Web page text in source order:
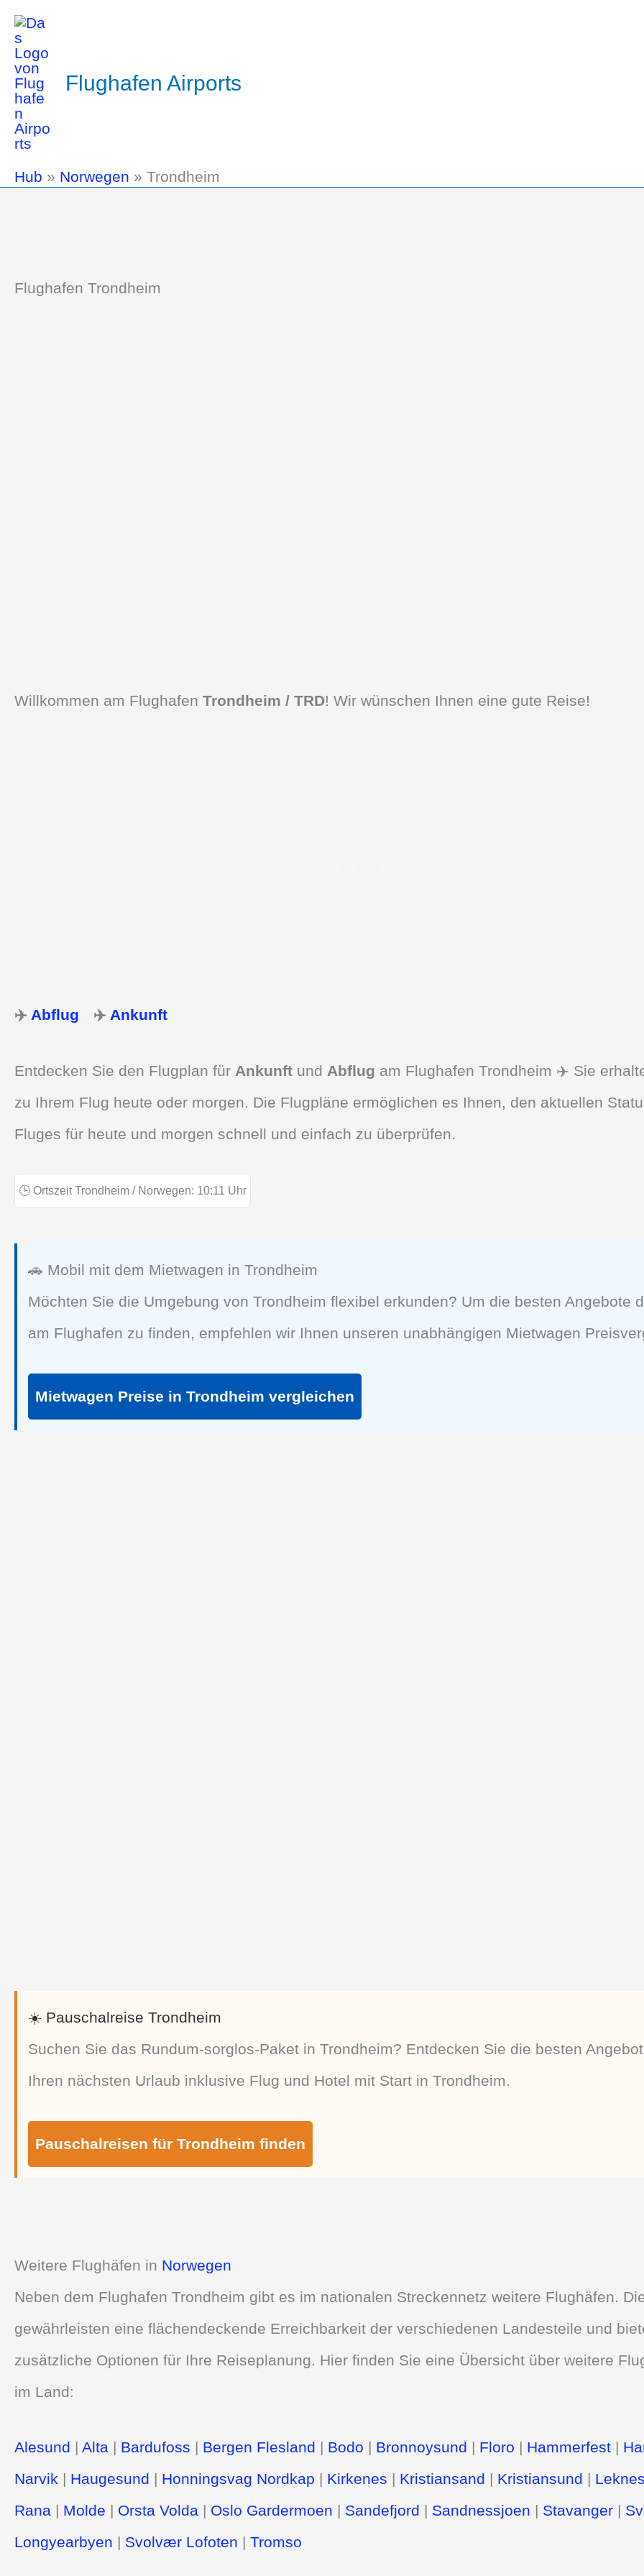
Flughafen Airports
Hub » Norwegen » Trondheim
Flughafen Trondheim
Willkommen am Flughafen Trondheim / TRD! Wir wünschen Ihnen eine gute Reise!
✈️ Abflug ✈️ Ankunft
Entdecken Sie den Flugplan für Ankunft und Abflug am Flughafen Trondheim ✈️ Sie
zu Ihrem Flug heute oder morgen. Die Flugpläne ermöglichen es Ihnen, den aktuellen
Fluges für heute und morgen schnell und einfach zu überprüfen.
🕒 Ortszeit Trondheim / Norwegen: 10:11 Uhr
🚗 Mobil mit dem Mietwagen in Trondheim
Möchten Sie die Umgebung von Trondheim flexibel erkunden? Um die besten Angebote
am Flughafen zu finden, empfehlen wir Ihnen unseren unabhängigen Mietwagen
Mietwagen Preise in Trondheim vergleichen
☀️ Pauschalreise Trondheim
Suchen Sie das Rundum-sorglos-Paket in Trondheim? Entdecken Sie die besten
Ihren nächsten Urlaub inklusive Flug und Hotel mit Start in Trondheim.
Pauschalreisen für Trondheim finden
Weitere Flughäfen in Norwegen
Neben dem Flughafen Trondheim gibt es im nationalen Streckennetz weitere Flughäfen.
gewährleisten eine flächendeckende Erreichbarkeit der verschiedenen Landesteile und
zusätzliche Optionen für Ihre Reiseplanung. Hier finden Sie eine Übersicht über weitere
im Land:
Alesund | Alta | Bardufoss | Bergen Flesland | Bodo | Bronnoysund | Floro | Hammerfest |
Narvik | Haugesund | Honningsvag Nordkap | Kirkenes | Kristiansand | Kristiansund | Leknes
Rana | Molde | Orsta Volda | Oslo Gardermoen | Sandefjord | Sandnessjoen | Stavanger |
Longyearbyen | Svolvær Lofoten | Tromso